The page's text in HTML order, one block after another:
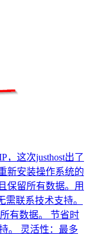
，这次justhost出了
新安装操作系统的
保留所有数据。用
需联系技术支持。
有数据。 节省时
。 灵活性：最多